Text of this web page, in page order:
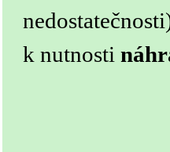
k nutnosti